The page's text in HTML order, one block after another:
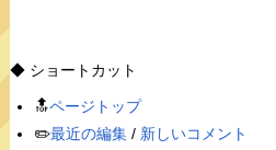
◆ ショートカット
🔝ページトップ
✏️最近の編集/ 新しいコメント